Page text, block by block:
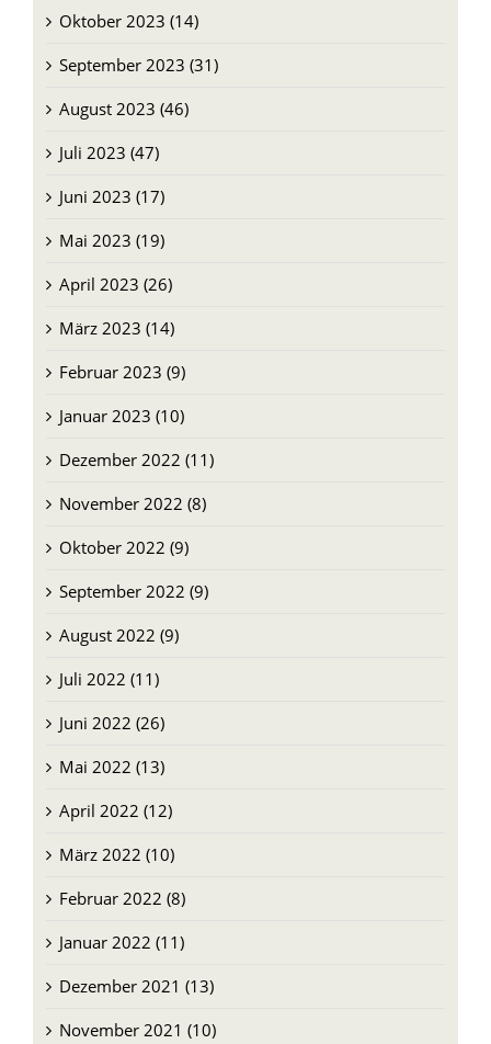
Oktober 2023 (14)
September 2023 (31)
August 2023 (46)
Juli 2023 (47)
Juni 2023 (17)
Mai 2023 (19)
April 2023 (26)
März 2023 (14)
Februar 2023 (9)
Januar 2023 (10)
Dezember 2022 (11)
November 2022 (8)
Oktober 2022 (9)
September 2022 (9)
August 2022 (9)
Juli 2022 (11)
Juni 2022 (26)
Mai 2022 (13)
April 2022 (12)
März 2022 (10)
Februar 2022 (8)
Januar 2022 (11)
Dezember 2021 (13)
November 2021 (10)